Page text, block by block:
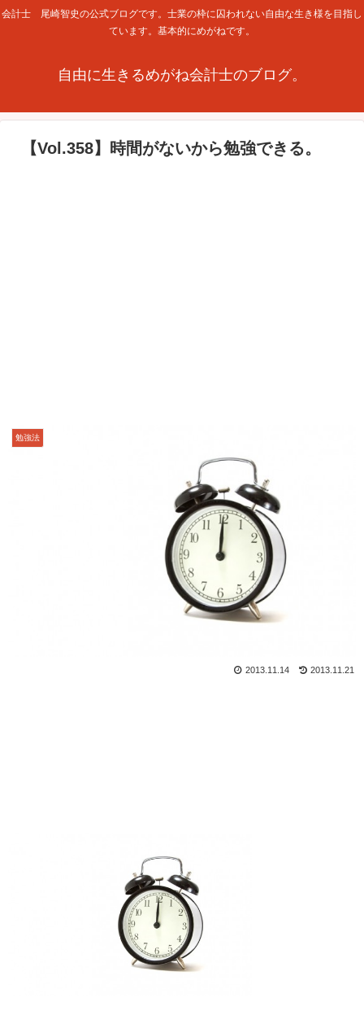
会計士 尾崎智史の公式ブログです。士業の枠に囚われない自由な生き様を目指し
ています。基本的にめがねです。
自由に生きるめがね会計士のブログ。
【Vol.358】時間がないから勉強できる。
勉強法
2013.11.21
2013.11.14